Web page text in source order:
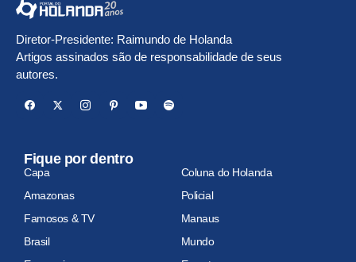
Diretor-Presidente: Raimundo de Holanda
Artigos assinados são de responsabilidade de seus
autores.
Fique por dentro
Capa
Coluna do Holanda
Amazonas
Policial
Famosos & TV
Manaus
Brasil
Mundo